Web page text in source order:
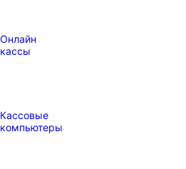
Онлайн
кассы
Кассовые
компьютеры